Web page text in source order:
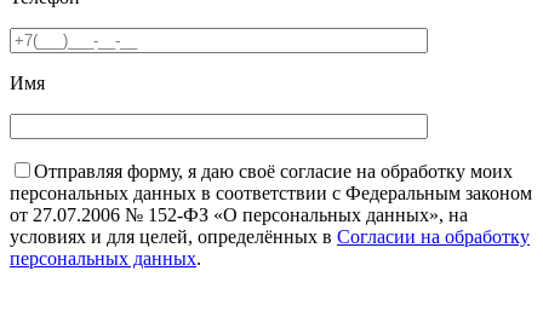
Имя
Отправляя форму, я даю своё согласие на обработку моих
персональных данных в соответствии с Федеральным законом
от 27.07.2006 № 152-ФЗ «О персональных данных», на
условиях и для целей, определённых в Согласии на обработку
персональных данных.